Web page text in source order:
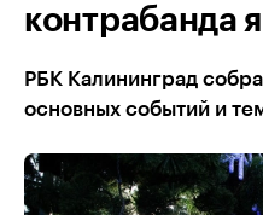
контрабанда
РБК Калининград
основных событий и